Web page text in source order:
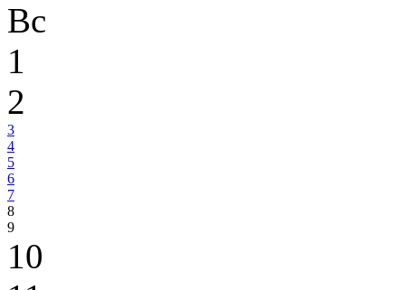
Вс
1
2
3
4
5
6
7
8
9
10